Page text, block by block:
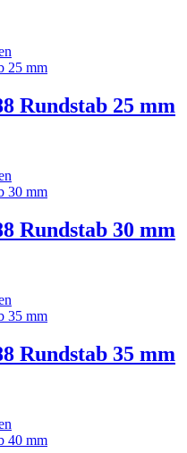
Rundstab 25 mm
Rundstab 30 mm
Rundstab 35 mm